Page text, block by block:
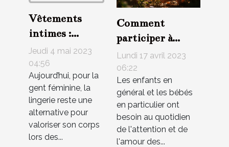
Vêtements
intimes :
Pourquoi la
lingerie est-
elle attirante
pour les
hommes ?
Jeudi 4 mai 2023
04:56
Aujourd’hui, pour la
gent féminine, la
lingerie reste une
alternative pour
valoriser son corps
lors des...
Comment
participer à
l'épanouissement
de vos bébés?
Lundi 17 avril 2023
06:22
Les enfants en
général et les bébés
en particulier ont
besoin au quotidien
de l'attention et de
l'amour des...